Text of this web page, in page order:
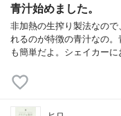
青汁始めました。
非加熱の生搾り製法なの
れるのが特徴の青汁なの
も簡単だよ。シェイカー